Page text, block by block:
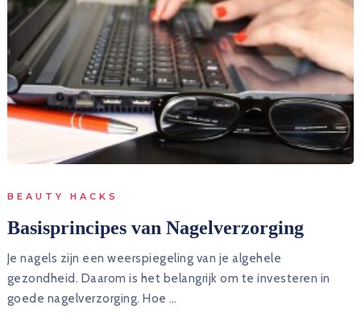
BEAUTY HACKS
Basisprincipes van Nagelverzorging
Je nagels zijn een weerspiegeling van je algehele
gezondheid. Daarom is het belangrijk om te investeren in
goede nagelverzorging. Hoe …